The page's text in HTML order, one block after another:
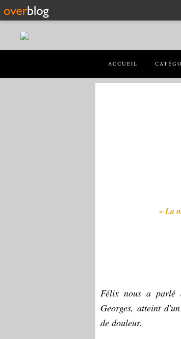
ACCUEIL
« La
Félix nous a parlé
Georges, atteint
de douleur.